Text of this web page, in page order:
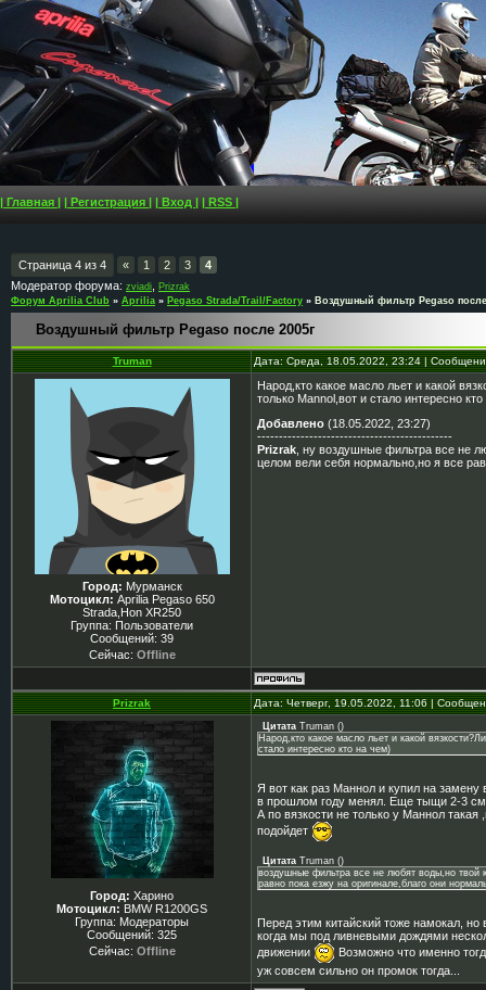
| Главная | | Регистрация | | Вход | | RSS |
Страница 4 из 4 « 1 2 3
4
Модератор форума: zviadi
Prizrak
Форум Aprilia Club » Aprilia » Pegaso Strada/Trail/Factory » Воздушный фильтр Pegaso после
Воздушный фильтр Pegaso после 2005г
Truman Дата: Среда, 18.05.2022, 23:24 |
Город: Мурманск
Мотоцикл: Aprilia Pegaso 650
Strada,Hon XR250
Группа: Пользователи
Сообщений: 39
Сейчас: Offline
Народ,кто какое масло льет и какой
только Mannol,вот и стало интересно
Добавлено (18.05.2022, 23:27)
---------------------------------------------
Prizrak , ну воздушные фильтра все не
целом вели себя нормально,но я все
Prizrak Дата: Четверг, 19.05.2022, 11:06 |
Город: Харино
Мотоцикл: BMW R1200GS
Группа: Модераторы
Сообщений: 325
Сейчас: Offline
Цитата Truman ()
Народ,кто какое масло льет и какой
стало интересно кто на чем)
Я вот как раз Маннол и купил на
в прошлом году менял. Еще тыщи 2-3
А по вязкости не только у Маннол
подойдет
Цитата Truman ()
воздушные фильтра все не любят воды,но твой
равно пока езжу на оригинале,благо они
Перед этим китайский тоже намокал,
когда мы под ливневыми дождями
движении
Возможно что именно
уж совсем сильно он промок тогда...